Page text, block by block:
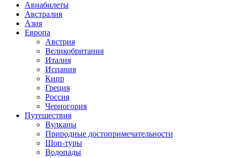
Авиабилеты
Австралия
Азия
Европа
Австрия
Великобритания
Италия
Испания
Кипр
Греция
Россия
Черногория
Путешествия
Вулканы
Природные достопримечательности
Шоп-туры
Водопады